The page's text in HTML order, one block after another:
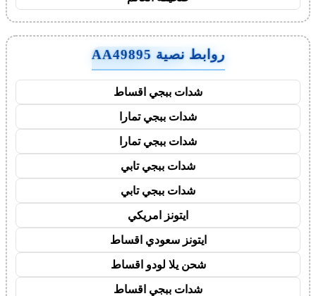
روابط نصية AA49895
شدات ببجي اقساط
شدات ببجي تمارا
شدات ببجي تمارا
شدات ببجي تابي
شدات ببجي تابي
ايتونز امريكي
ايتونز سعودي اقساط
شحن يلا لودو اقساط
شدات ببجي اقساط